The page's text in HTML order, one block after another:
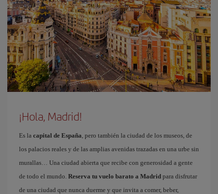
¡Hola, Madrid!
Es la capital de España, pero también la ciudad de los museos, de
los palacios reales y de las amplias avenidas trazadas en una urbe sin
murallas… Una ciudad abierta que recibe con generosidad a gente
de todo el mundo. Reserva tu vuelo barato a Madrid para disfrutar
de una ciudad que nunca duerme y que invita a comer, beber,